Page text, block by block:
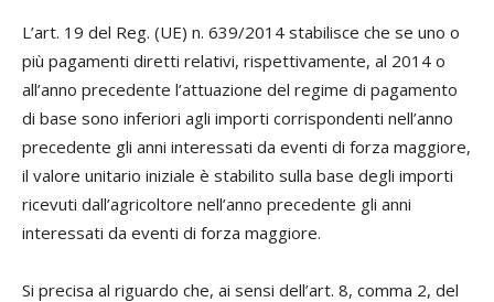
L’art. 19 del Reg. (UE) n. 639/2014 stabilisce che se uno o
più pagamenti diretti relativi, rispettivamente, al 2014 o
all’anno precedente l’attuazione del regime di pagamento
di base sono inferiori agli importi corrispondenti nell’anno
precedente gli anni interessati da eventi di forza maggiore,
il valore unitario iniziale è stabilito sulla base degli importi
ricevuti dall’agricoltore nell’anno precedente gli anni
interessati da eventi di forza maggiore.
Si precisa al riguardo che, ai sensi dell’art. 8, comma 2, del